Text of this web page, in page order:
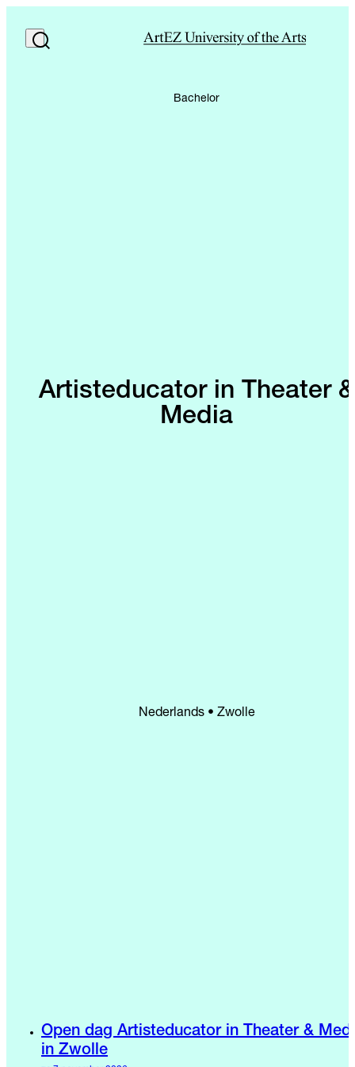
Bachelor
Artisteducator in Theater &
Media
Nederlands • Zwolle
Open dag Artisteducator in Theater &
in Zwolle